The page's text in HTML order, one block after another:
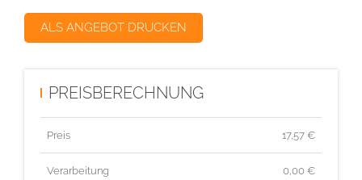
ALS ANGEBOT DRUCKEN
PREISBERECHNUNG
Preis 17,57 €
Verarbeitung 0,00 €